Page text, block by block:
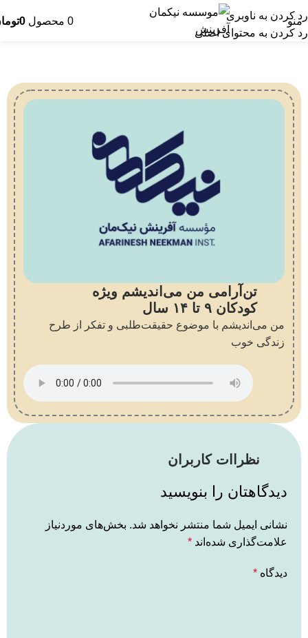
رد کردن به ناوبری
رد کردن به محتوای اصلی
منو 0 محصول 0
تن‌آرامی من می‌اندیشم ویژه
کودکان ۹ تا ۱۴ سال
من می‌اندیشم با موضوع حقیقت‌طلبی و تفکر از طرح
زندگی خوب
نظراات کاربران
دیدگاهتان را بنویسید
نشانی ایمیل شما منتشر نخواهد شد. بخش‌های موردنیاز
علامت‌گذاری شده‌اند *
دیدگاه *